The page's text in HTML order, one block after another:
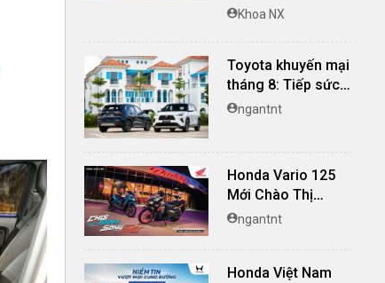
Mạnh mẽ, êm ái đi
ADAS hoàn hảo
Khoa NX
Toyota khuyến mại
tháng 8: Tiếp sức
đà tăng trưởng, tối
ngantnt
Honda Vario 125
Mới Chào Thị
Trường Việt: Bổ
Street, Giá Từ
42,69 Triệu Đồng
ngantnt
Honda Việt Nam